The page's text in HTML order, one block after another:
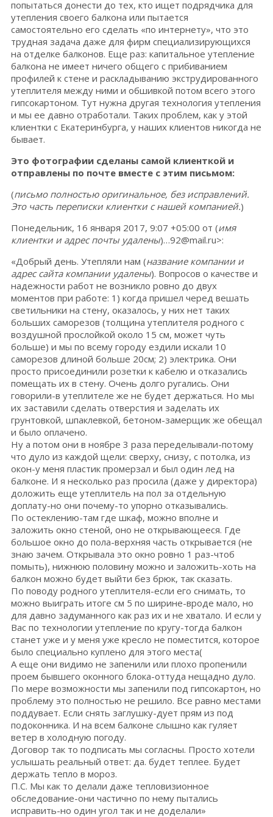
попытаться донести до тех, кто ищет подрядчика для
утепления своего балкона или пытается
самостоятельно его сделать «по интернету», что это
трудная задача даже для фирм специализирующихся
на отделке балконов. Еще раз: капитальное утепление
балкона не имеет ничего общего с прибиванием
профилей к стене и раскладыванию экструдированного
утеплителя между ними и обшивкой потом всего этого
гипсокартоном. Тут нужна другая технология утепления
и мы ее давно отработали. Таких проблем, как у этой
клиентки с Екатеринбурга, у наших клиентов никогда не
бывает.
Это фотографии сделаны самой клиенткой и
отправлены по почте вместе с этим письмом:
(письмо полностью оригинальное, без исправлений.
Это часть переписки клиентки с нашей компанией.)
Понедельник, 16 января 2017, 9:07 +05:00 от (имя
клиентки и адрес почты удалены)…92@mail.ru>:
«Добрый день. Утепляли нам (название компании и
адрес сайта компании удалены). Вопросов о качестве и
надежности работ не возникло ровно до двух
моментов при работе: 1) когда пришел черед вешать
светильники на стену, оказалось, у них нет таких
больших саморезов (толщина утеплителя родного с
воздушной прослойкой около 15 см, может чуть
больше) и мы по всему городу ездили искали 10
саморезов длиной больше 20см; 2) электрика. Они
просто присоединили розетки к кабелю и отказались
помещать их в стену. Очень долго ругались. Они
говорили-в утеплителе же не будет держаться. Но мы
их заставили сделать отверстия и заделать их
грунтовкой, шпаклевкой, бетоном-замерщик же обещал
и было оплачено.
Ну а потом они в ноябре 3 раза переделывали-потому
что дуло из каждой щели: сверху, снизу, с потолка, из
окон-у меня пластик промерзал и был один лед на
балконе. И я несколько раз просила (даже у директора)
доложить еще утеплитель на пол за отдельную
доплату-но они почему-то упорно отказывались.
По остеклению-там где шкаф, можно вполне и
заложить окно стеной, оно не открывающееся. Где
большое окно до пола-верхняя часть открывается (не
знаю зачем. Открывала это окно ровно 1 раз-чтоб
помыть), нижнюю половину можно и заложить-хоть на
балкон можно будет выйти без брюк, так сказать.
По поводу родного утеплителя-если его снимать, то
можно выиграть итоге см 5 по ширине-вроде мало, но
для давно задуманного как раз их и не хватало. И если у
Вас по технологии утепление по кругу-тогда балкон
станет уже и у меня уже кресло не поместится, которое
было специально куплено для этого места(
А еще они видимо не запенили или плохо пропенили
проем бывшего оконного блока-оттуда нещадно дуло.
По мере возможности мы запенили под гипсокартон, но
проблему это полностью не решило. Все равно местами
поддувает. Если снять заглушку-дует прям из под
подоконника. И на всем балконе слышно как гуляет
ветер в холодную погоду.
Договор так то подписать мы согласны. Просто хотели
услышать реальный ответ: да. будет теплее. Будет
держать тепло в мороз.
П.С. Мы как то делали даже тепловизионное
обследование-они частично по нему пытались
исправить-но один угол так и не доделали»